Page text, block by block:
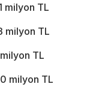
milyon TL
milyon TL
TL
milyon TL